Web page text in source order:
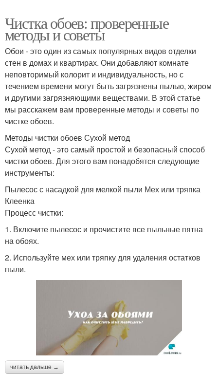
Чистка обоев: проверенные
методы и советы
Обои - это один из самых популярных видов отделки
стен в домах и квартирах. Они добавляют комнате
неповторимый колорит и индивидуальность, но с
течением времени могут быть загрязнены пылью, жиром
и другими загрязняющими веществами. В этой статье
мы расскажем вам проверенные методы и советы по
чистке обоев.
Методы чистки обоев Сухой метод
Сухой метод - это самый простой и безопасный способ
чистки обоев. Для этого вам понадобятся следующие
инструменты:
Пылесос с насадкой для мелкой пыли Мех или тряпка
Клеенка
Процесс чистки:
1. Включите пылесос и прочистите все пыльные пятна
на обоях.
2. Используйте мех или тряпку для удаления остатков
пыли.
читать дальше →